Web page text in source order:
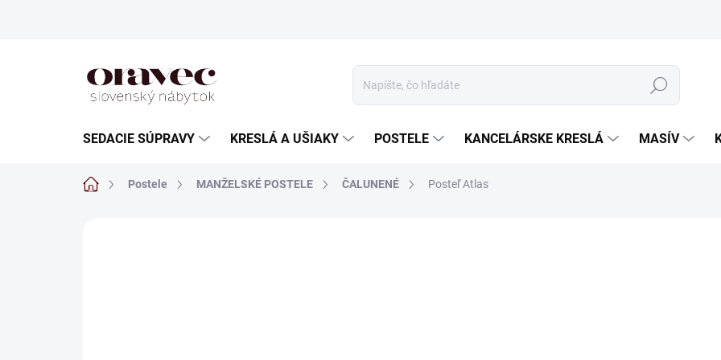
Hľadať
SEDACIE SÚPRAVY KRESLÁ A UŠIAKY POSTELE KANCELÁRSKE KRESLÁ MASÍV
DomovPostele MANŽELSKÉ POSTELE ČALUNENÉ Posteľ Atlas